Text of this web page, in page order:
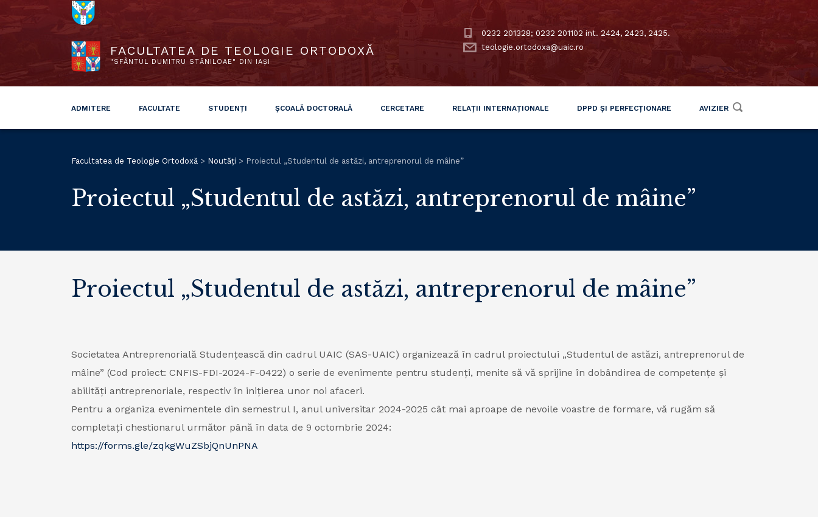
FACULTATEA DE TEOLOGIE ORTODOXĂ
"SFÂNTUL DUMITRU STĂNILOAE" DIN IAȘI
0232 201328; 0232 201102 int. 2424, 2423, 2425.
teologie.ortodoxa@uaic.ro
ADMITERE FACULTATE STUDENȚI ȘCOALĂ DOCTORALĂ CERCETARE RELAȚII INTERNAȚIONALE DPPD ȘI PERFECȚIONARE AVIZIER
Facultatea de Teologie Ortodoxă > Noutăți > Proiectul „Studentul de astăzi, antreprenorul de mâine”
Proiectul „Studentul de astăzi, antreprenorul de mâine”
Proiectul „Studentul de astăzi, antreprenorul de mâine”
Societatea Antreprenorială Studențească din cadrul UAIC (SAS-UAIC) organizează în cadrul proiectului „Studentul de astăzi, antreprenorul de
mâine” (Cod proiect: CNFIS-FDI-2024-F-0422) o serie de evenimente pentru studenți, menite să vă sprijine în dobândirea de competenţe şi
abilităţi antreprenoriale, respectiv în inițierea unor noi afaceri.
Pentru a organiza evenimentele din semestrul I, anul universitar 2024-2025 cât mai aproape de nevoile voastre de formare, vă rugăm să
completați chestionarul următor până în data de 9 octombrie 2024:
https://forms.gle/zqkgWuZSbjQnUnPNA